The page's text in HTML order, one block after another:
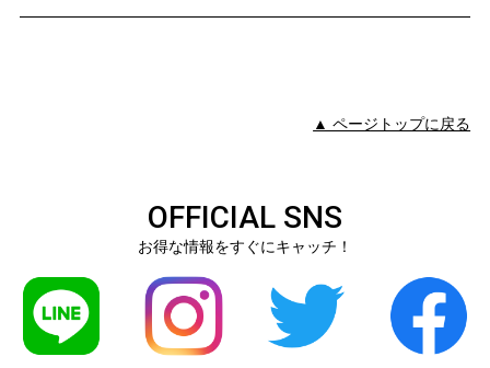
▲ ページトップに戻る
OFFICIAL SNS
お得な情報をすぐにキャッチ！